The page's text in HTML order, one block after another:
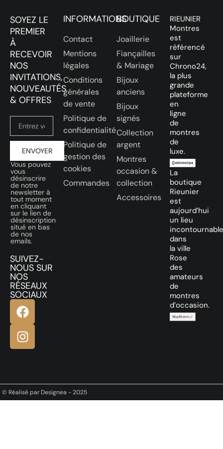
SOYEZ LE
PREMIER
À
RECEVOIR
NOS
INVITATIONS,
NOUVEAUTÉS
& OFFRES
ENVOYER
Vous pouvez
vous
désinscrire
de notre
newsletter à
tout moment
en cliquant
sur le lien de
désinscription
situé en bas
de nos
emails.
SUIVEZ-
NOUS SUR
NOS
RÉSEAUX
SOCIAUX
INFORMATIONS
Contact
Mentions
légales
Conditions
générales
de vente
Politique de
confidentialité
Politique de
gestion des
cookies
Commandes
BOUTIQUE
Joaillerie
Fiançailles
& Mariage
Bijoux
anciens
Bijoux
signés
Collection
argent
Montres
occasion &
collection
Accessoires
RIEUNIER
Montres
est
référencé
sur
Chrono24,
la plus
grande
plateforme
en
ligne
de
montres
de
luxe.
La
boutique
Rieunier
est
aujourd’hui
un lieu
incontournable
dans
la ville
Rose
des
amateurs
de
montres
d’occasion.
© Réalisé par Designea - 2025